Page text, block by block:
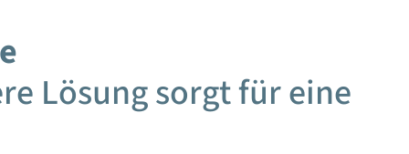
Lösung sorgt für eine